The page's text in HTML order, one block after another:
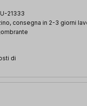
21333
consegna in 2-3 giorni
di